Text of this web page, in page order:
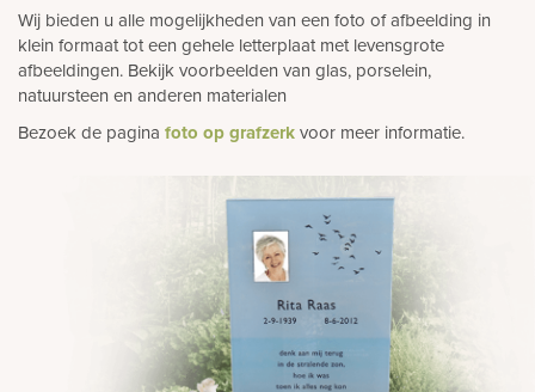
Wij bieden u alle mogelijkheden van een foto of afbeelding in
klein formaat tot een gehele letterplaat met levensgrote
afbeeldingen. Bekijk voorbeelden van glas, porselein,
natuursteen en anderen materialen
Bezoek de pagina foto op grafzerkvoor meer informatie.